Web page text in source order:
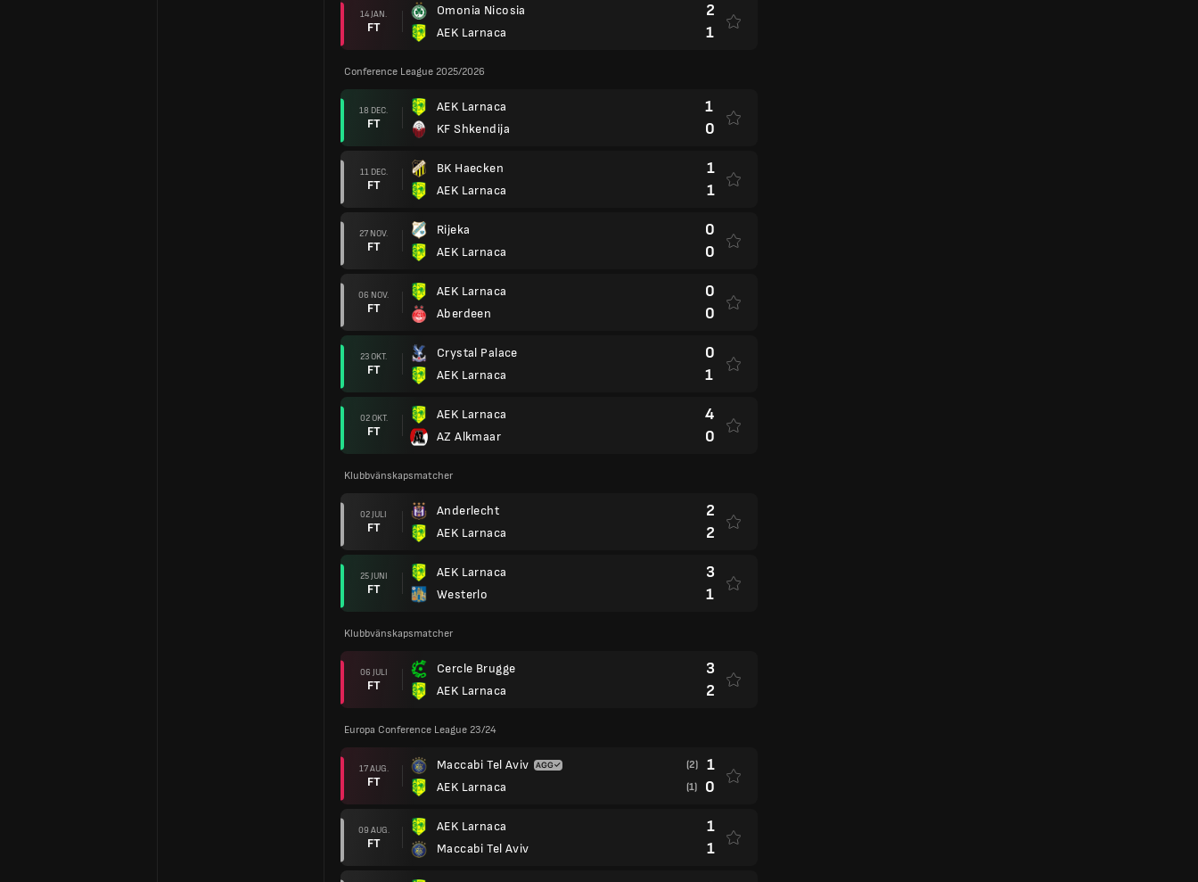
14 JAN.
FT
Omonia Nicosia
AEK Larnaca
2
1
Conference League 2025/2026
18 DEC.
FT
AEK Larnaca
KF Shkendija
1
0
11 DEC.
FT
BK Haecken
AEK Larnaca
1
1
27 NOV.
FT
Rijeka
AEK Larnaca
0
0
06 NOV.
FT
AEK Larnaca
Aberdeen
0
0
23 OKT.
FT
Crystal Palace
AEK Larnaca
0
1
02 OKT.
FT
AEK Larnaca
AZ Alkmaar
4
0
Klubbvänskapsmatcher
02 JULI
FT
Anderlecht
AEK Larnaca
2
2
25 JUNI
FT
AEK Larnaca
Westerlo
3
1
Klubbvänskapsmatcher
06 JULI
FT
Cercle Brugge
AEK Larnaca
3
2
Europa Conference League 23/24
17 AUG.
FT
Maccabi Tel Aviv
AEK Larnaca
(2) 1
(1) 0
09 AUG.
FT
AEK Larnaca
Maccabi Tel Aviv
1
1